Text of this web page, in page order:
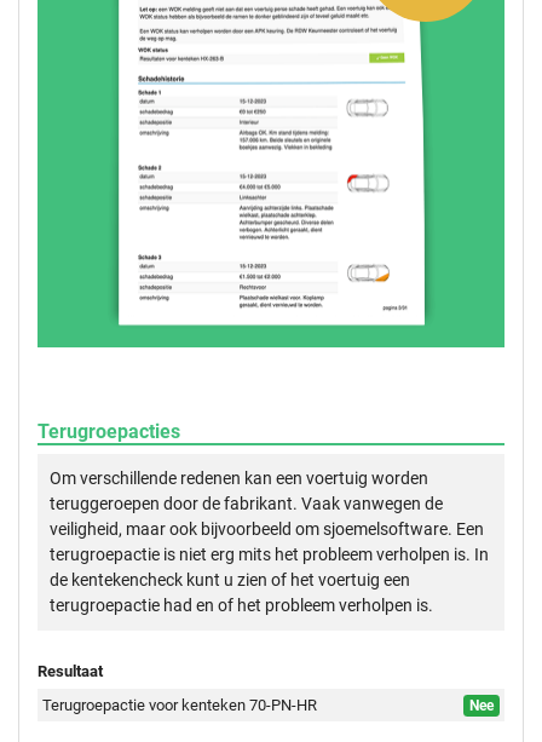
Terugroepacties
Om verschillende redenen kan een voertuig worden
teruggeroepen door de fabrikant. Vaak vanwegen de
veiligheid, maar ook bijvoorbeeld om sjoemelsoftware. Een
terugroepactie is niet erg mits het probleem verholpen is. In
de kentekencheck kunt u zien of het voertuig een
terugroepactie had en of het probleem verholpen is.
Resultaat
Terugroepactie voor kenteken 70-PN-HR
Nee